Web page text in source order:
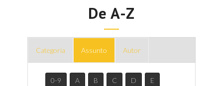
De A-Z
Categoria Assunto Autor
0-9 A B C D E